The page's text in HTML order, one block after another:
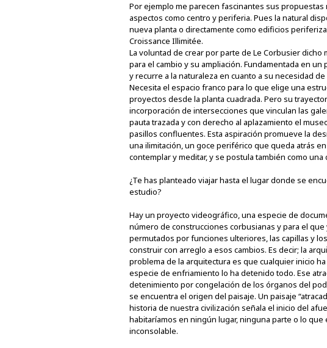
Por ejemplo me parecen fascinantes sus
aspectos como centro y periferia. Pues la natural
nueva planta o directamente como edificios
Croissance Illimitée.
La voluntad de crear por parte de Le Corbusier
para el cambio y su ampliación. Fundamentada en
y recurre a la naturaleza en cuanto a su necesidad
Necesita el espacio franco para lo que elige una
proyectos desde la planta cuadrada. Pero su
incorporación de intersecciones que vinculan las
pauta trazada y con derecho al aplazamiento el
pasillos confluentes. Esta aspiración promueve la
una ilimitación, un goce periférico que queda atrás
contemplar y meditar, y se postula también como una
¿Te has planteado viajar hasta el lugar donde se
estudio?
Hay un proyecto videográfico, una especie de
número de construcciones corbusianas y para el
permutados por funciones ulteriores, las capillas y
construir con arreglo a esos cambios. Es decir; la
problema de la arquitectura es que cualquier inicio
especie de enfriamiento lo ha detenido todo. Ese
detenimiento por congelación de los órganos del
se encuentra el origen del paisaje. Un paisaje
historia de nuestra civilización señala el inicio del
habitaríamos en ningún lugar, ninguna parte o lo
inconsolable.